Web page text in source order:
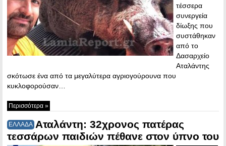
τέσσερα
συνεργεία
δίωξης που
συστάθηκαν
από το
Δασαρχείο
Αταλάντης
σκότωσε ένα από τα μεγαλύτερα αγριογούρουνα που
κυκλοφορούσαν…
Περισσότερα »
ΕΛΛΑΔΑ Αταλάντη: 32χρονος πατέρας
τεσσάρων παιδιών πέθανε στον ύπνο του